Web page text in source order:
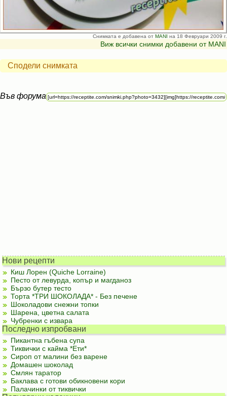
Снимката е добавена от MANI на 18 Февруари 2009 г.
Виж всички снимки добавени от MANI
Сподели снимката
Във форума
Нови рецепти
Киш Лорен (Quiche Lorraine)
Песто от левурда, копър и магданоз
Бързо бутер тесто
Торта *ТРИ ШОКОЛАДА* - Без печене
Шоколадови снежни топки
Шарена, цветна салата
Чубренки с извара
Последно изпробвани
Пикантна гъбена супа
Тиквички с кайма *Ети*
Сироп от малини без варене
Домашен шоколад
Смлян таратор
Баклава с готови обикновени кори
Палачинки от тиквички